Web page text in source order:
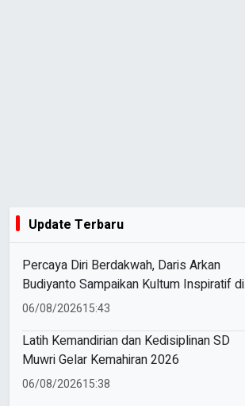
Update Terbaru
Percaya Diri Berdakwah, Daris Arkan
Budiyanto Sampaikan Kultum Inspiratif di
Masjid Baiturrahman
06/08/202615:43
Latih Kemandirian dan Kedisiplinan SD
Muwri Gelar Kemahiran 2026
06/08/202615:38